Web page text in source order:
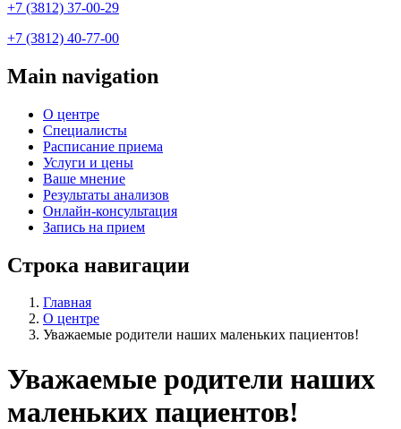
+7 (3812) 37-00-29
+7 (3812) 40-77-00
Main navigation
О центре
Специалисты
Расписание приема
Услуги и цены
Ваше мнение
Результаты анализов
Онлайн-консультация
Запись на прием
Строка навигации
Главная
О центре
Уважаемые родители наших маленьких пациентов!
Уважаемые родители наших
маленьких пациентов!